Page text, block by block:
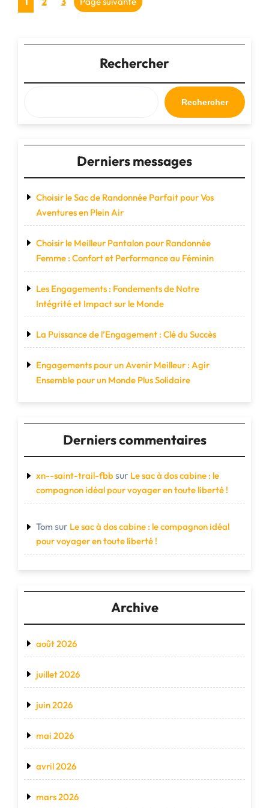
idéal
pour
voyages"
publications
Rechercher
Rechercher
Derniers messages
Choisir le Sac de Randonnée Parfait pour Vos
Aventures en Plein Air
Choisir le Meilleur Pantalon pour Randonnée
Femme : Confort et Performance au Féminin
Les Engagements : Fondements de Notre
Intégrité et Impact sur le Monde
La Puissance de l’Engagement : Clé du Succès
Engagements pour un Avenir Meilleur : Agir
Ensemble pour un Monde Plus Solidaire
Derniers commentaires
xn--saint-trail-fbbsur Le sac à dos cabine : le
compagnon idéal pour voyager en toute liberté !
Tom sur Le sac à dos cabine : le compagnon idéal
pour voyager en toute liberté !
Archive
août 2026
juillet 2026
juin 2026
mai 2026
avril 2026
mars 2026